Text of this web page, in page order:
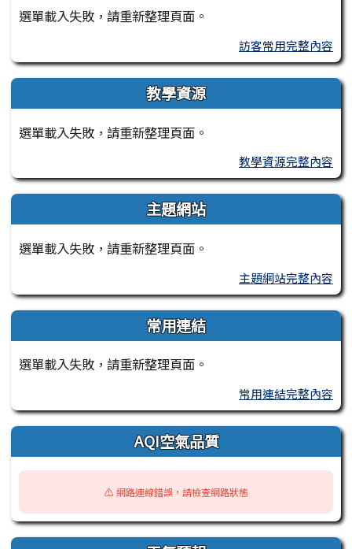
選單載入失敗，請重新整理頁面。
訪客常用完整內容
教學資源
選單載入失敗，請重新整理頁面。
教學資源完整內容
主題網站
選單載入失敗，請重新整理頁面。
主題網站完整內容
常用連結
選單載入失敗，請重新整理頁面。
常用連結完整內容
AQI空氣品質
⚠️ 網路連線錯誤，請檢查網路狀態